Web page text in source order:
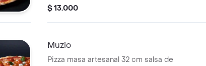
albahaca.
$ 13.000
Muzio
Pizza masa artesanal 32 cm salsa de